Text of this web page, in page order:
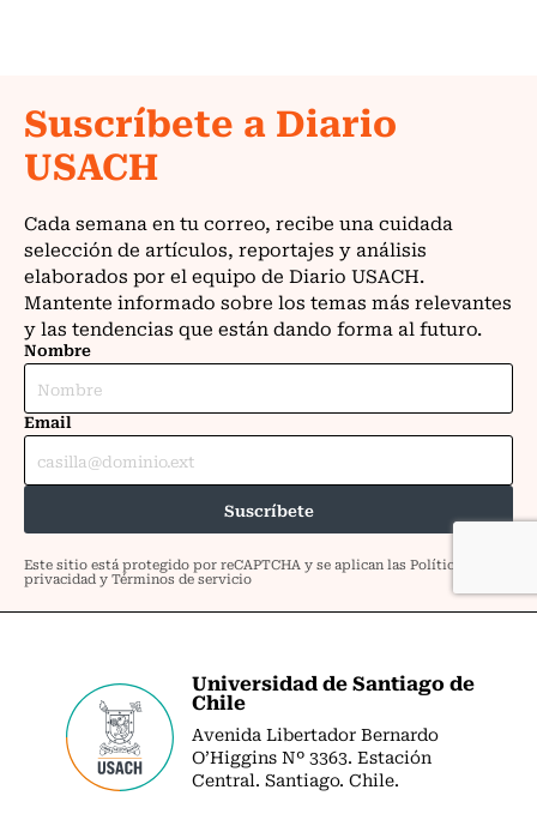
Universidad de Santiago de
Chile
Avenida Libertador Bernardo
O’Higgins Nº 3363. Estación
Central. Santiago. Chile.